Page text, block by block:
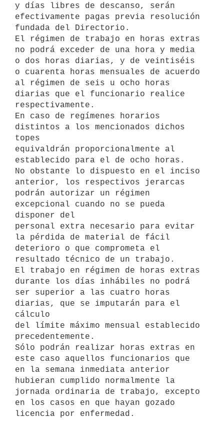
y días libres de descanso, serán
efectivamente pagas previa resolución
fundada del Directorio.
El régimen de trabajo en horas extras
no podrá exceder de una hora y media
o dos horas diarias, y de veintiséis
o cuarenta horas mensuales de acuerdo
al régimen de seis u ocho horas
diarias que el funcionario realice
respectivamente.
En caso de regímenes horarios
distintos a los mencionados dichos
topes
equivaldrán proporcionalmente al
establecido para el de ocho horas.
No obstante lo dispuesto en el inciso
anterior, los respectivos jerarcas
podrán autorizar un régimen
excepcional cuando no se pueda
disponer del
personal extra necesario para evitar
la pérdida de material de fácil
deterioro o que comprometa el
resultado técnico de un trabajo.
El trabajo en régimen de horas extras
durante los días inhábiles no podrá
ser superior a las cuatro horas
diarias, que se imputarán para el
cálculo
del límite máximo mensual establecido
precedentemente.
Sólo podrán realizar horas extras en
este caso aquellos funcionarios que
en la semana inmediata anterior
hubieran cumplido normalmente la
jornada ordinaria de trabajo, excepto
en los casos en que hayan gozado